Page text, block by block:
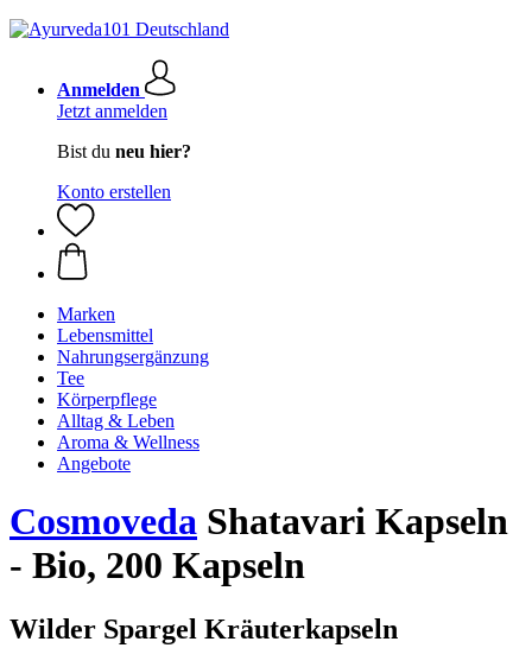
Anmelden
Jetzt anmelden
Bist du neu hier?
Konto erstellen
Marken
Lebensmittel
Nahrungsergänzung
Tee
Körperpflege
Alltag & Leben
Aroma & Wellness
Angebote
Cosmoveda Shatavari Kapseln
- Bio, 200 Kapseln
Wilder Spargel Kräuterkapseln